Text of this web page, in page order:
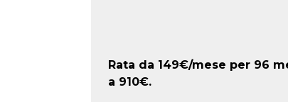
Rata da 149€/mese per 96
a 910€.